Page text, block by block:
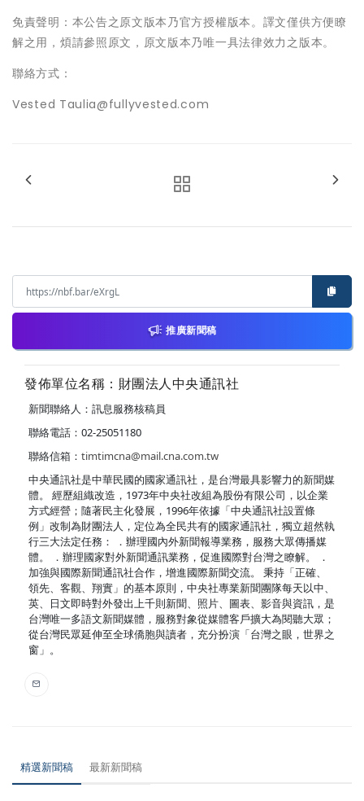
免責聲明：本公告之原文版本乃官方授權版本。譯文僅供方便瞭
解之用，煩請參照原文，原文版本乃唯一具法律效力之版本。
聯絡方式：
Vested Taulia@fullyvested.com
推廣新聞稿
發佈單位名稱：財團法人中央通訊社
新聞聯絡人：訊息服務核稿員
聯絡電話：02-25051180
聯絡信箱： timtimcna@mail.cna.com.tw
中央通訊社是中華民國的國家通訊社，是台灣最具影響力的新聞媒
體。 經歷組織改造，1973年中央社改組為股份有限公司，以企業
方式經營；隨著民主化發展，1996年依據「中央通訊社設置條
例」改制為財團法人，定位為全民共有的國家通訊社，獨立超然執
行三大法定任務： ．辦理國內外新聞報導業務，服務大眾傳播媒
體。 ．辦理國家對外新聞通訊業務，促進國際對台灣之瞭解。 ．
加強與國際新聞通訊社合作，增進國際新聞交流。 秉持「正確、
領先、客觀、翔實」的基本原則，中央社專業新聞團隊每天以中、
英、日文即時對外發出上千則新聞、照片、圖表、影音與資訊，是
台灣唯一多語文新聞媒體，服務對象從媒體客戶擴大為閱聽大眾；
從台灣民眾延伸至全球僑胞與讀者，充分扮演「台灣之眼，世界之
窗」。
精選新聞稿 最新新聞稿